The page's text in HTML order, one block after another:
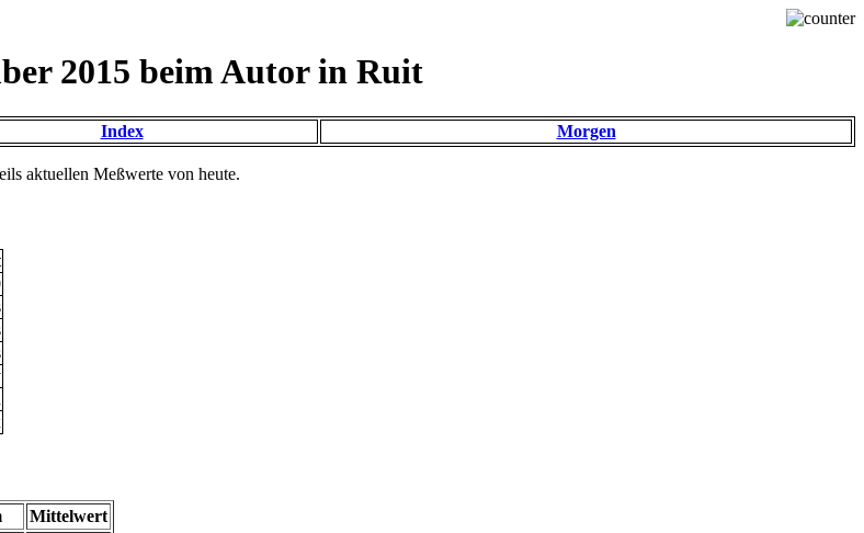
2015 beim Autor in Ruit
Index Morgen
aktuellen Meßwerte von heute.
Mittelwert